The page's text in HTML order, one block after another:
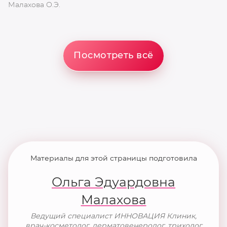
Малахова О.Э.
Посмотреть всё
Материалы для этой страницы подготовила
Ольга Эдуардовна
Малахова
Ведущий специалист ИННОВАЦИЯ Клиник,